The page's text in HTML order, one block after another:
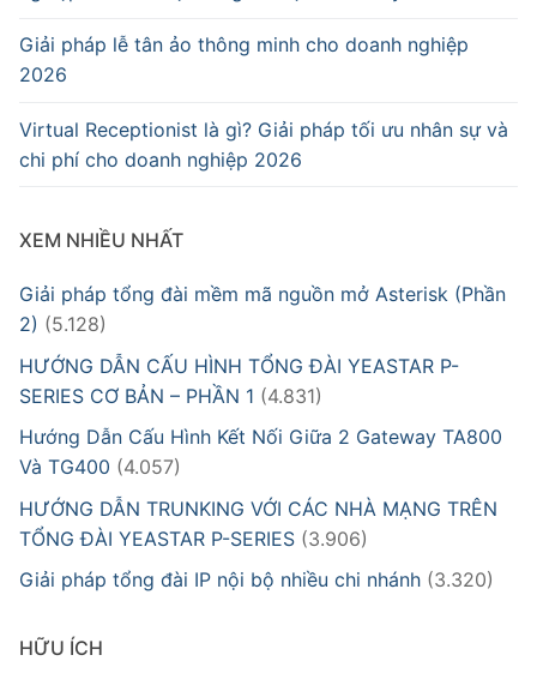
Giải pháp lễ tân ảo thông minh cho doanh nghiệp
2026
Virtual Receptionist là gì? Giải pháp tối ưu nhân sự và
chi phí cho doanh nghiệp 2026
XEM NHIỀU NHẤT
Giải pháp tổng đài mềm mã nguồn mở Asterisk (Phần
2) (5.128)
HƯỚNG DẪN CẤU HÌNH TỔNG ĐÀI YEASTAR P-
SERIES CƠ BẢN – PHẦN 1 (4.831)
Hướng Dẫn Cấu Hình Kết Nối Giữa 2 Gateway TA800
Và TG400 (4.057)
HƯỚNG DẪN TRUNKING VỚI CÁC NHÀ MẠNG TRÊN
TỔNG ĐÀI YEASTAR P-SERIES (3.906)
Giải pháp tổng đài IP nội bộ nhiều chi nhánh (3.320)
HỮU ÍCH